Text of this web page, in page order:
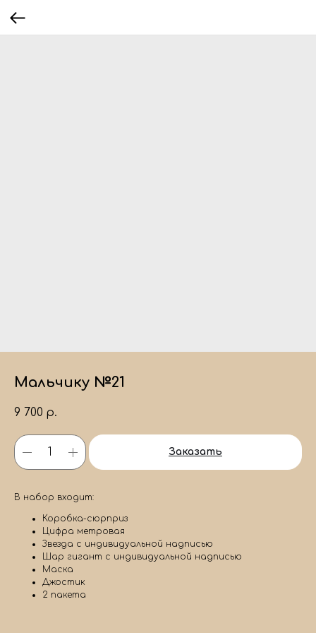
Мальчику №21
9 700 р.
Заказать
В набор входит:
Коробка-сюрприз
Цифра метровая
Звезда с индивидуальной надписью
Шар гигант с индивидуальной надписью
Маска
Джостик
2 пакета